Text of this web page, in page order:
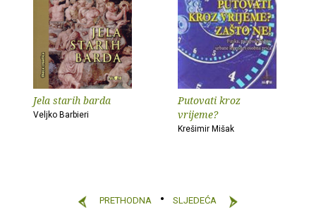
Jela starih barda
Veljko Barbieri
Putovati kroz
vrijeme?
Krešimir Mišak
PRETHODNA SLJEDEĆA